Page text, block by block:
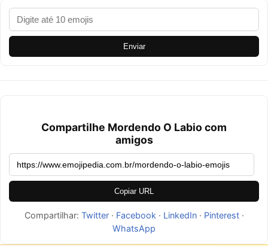
Enviar
Compartilhe Mordendo O Labio com
amigos
Copiar URL
Compartilhar: Twitter· Facebook · LinkedIn· Pinterest·
WhatsApp